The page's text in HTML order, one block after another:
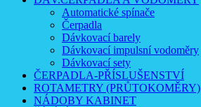
Automatické spínače
Čerpadla
Dávkovací barely
Dávkovací impulsní vodoměry
Dávkovací sety
ČERPADLA-PŘÍSLUŠENSTVÍ
ROTAMETRY (PRŮTOKOMĚRY)
NÁDOBY KABINET